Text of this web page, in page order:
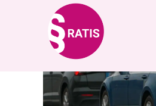
Skoda